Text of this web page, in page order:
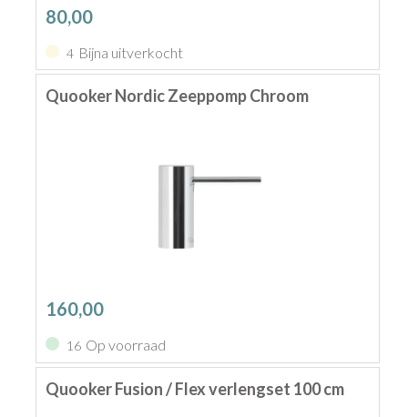
80,00
4 Bijna uitverkocht
Quooker Nordic Zeeppomp Chroom
160,00
16 Op voorraad
Quooker Fusion / Flex verlengset 100 cm